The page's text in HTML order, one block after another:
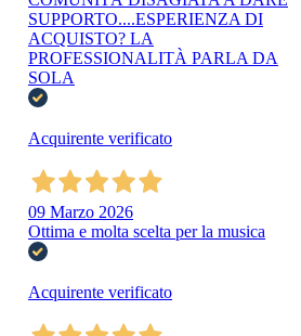
SUPPORTO....ESPERIENZA DI
ACQUISTO? LA
PROFESSIONALITÀ PARLA DA
SOLA
Acquirente verificato
09 Marzo 2026
Ottima e molta scelta per la musica
Acquirente verificato